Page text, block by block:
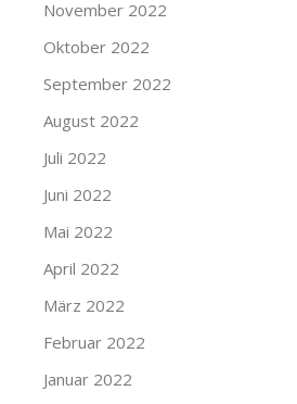
November 2022
Oktober 2022
September 2022
August 2022
Juli 2022
Juni 2022
Mai 2022
April 2022
März 2022
Februar 2022
Januar 2022